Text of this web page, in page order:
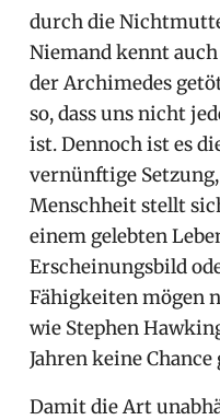
durch die
Niemand kennt auch
der Archimedes
so, dass uns nicht
ist. Dennoch ist es
vernünftige
Menschheit stellt
einem gelebten
Erscheinungsbild
Fähigkeiten mögen
wie Stephen
Jahren keine Chance
Damit die Art